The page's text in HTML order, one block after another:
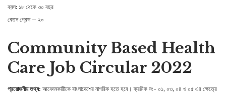
বয়স: ১৮ থেকে ৩০ বছর
বেতন গ্রেড – ২০
Community Based Health
Care Job Circular 2022
প্রয়োজনীয় তথ্য: আবেদনকারীকে বাংলাদেশের নাগরিক হতে হবে। ক্রমিক নং- ০১, ০৩, ০৪ ও ০৫ এর ক্ষেত্রে